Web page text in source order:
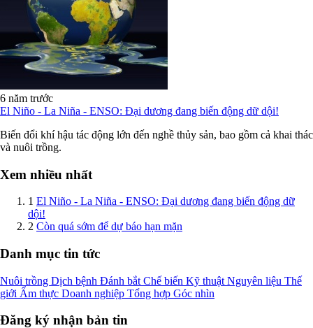
6 năm trước
El Niño - La Niña - ENSO: Đại dương đang biến động dữ dội!
Biến đổi khí hậu tác động lớn đến nghề thủy sản, bao gồm cả khai thác
và nuôi trồng.
Xem nhiều nhất
1 El Niño - La Niña - ENSO: Đại dương đang biến động dữ
dội!
2 Còn quá sớm để dự báo hạn mặn
Danh mục tin tức
Nuôi trồng Dịch bệnh Đánh bắt Chế biến Kỹ thuật Nguyên liệu Thế
giới Ẩm thực Doanh nghiệp Tổng hợp Góc nhìn
Đăng ký nhận bản tin